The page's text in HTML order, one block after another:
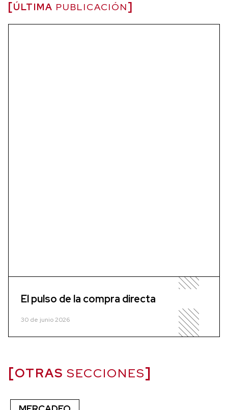
ÚLTIMA PUBLICACIÓN
El pulso de la compra directa
30 de junio 2026
OTRAS SECCIONES